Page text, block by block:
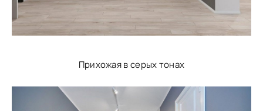
Прихожая в серых тонах